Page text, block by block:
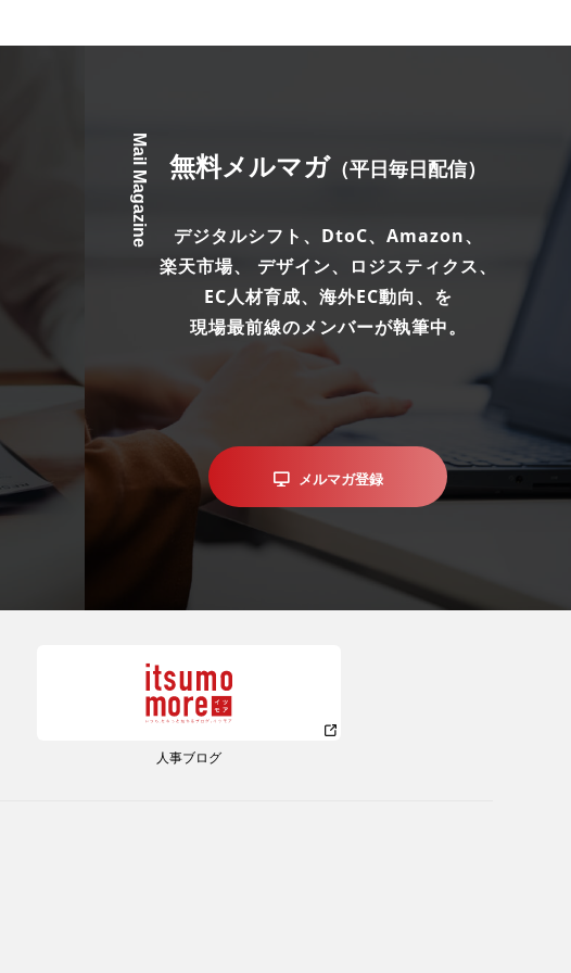
Mail Magazine 無料メルマガ （平日毎日配信）
デジタルシフト、DtoC、Amazon、
楽天市場、 デザイン、ロジスティクス、
EC人材育成、海外EC動向、を
現場最前線のメンバーが執筆中。
メルマガ登録
人事ブログ